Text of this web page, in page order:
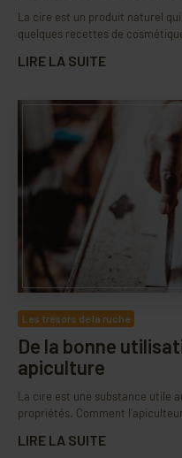
La cire est un produit naturel
quelques recettes de
LIRE LA SUITE
Les trésors de la ruche
De la bonne
apiculture
La cire est une substance utile
propriétés. Comment
LIRE LA SUITE